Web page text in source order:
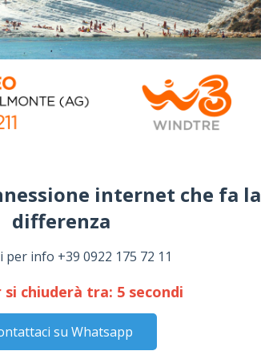
internet che fa la
differenza​
per info +39 0922 175 72 11
si chiuderà tra: 4 secondi
su Whatsapp